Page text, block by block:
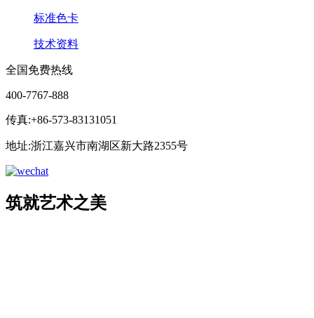
标准色卡
技术资料
全国免费热线
400-7767-888
传真:+86-573-83131051
地址:浙江嘉兴市南湖区新大路2355号
筑就艺术之美